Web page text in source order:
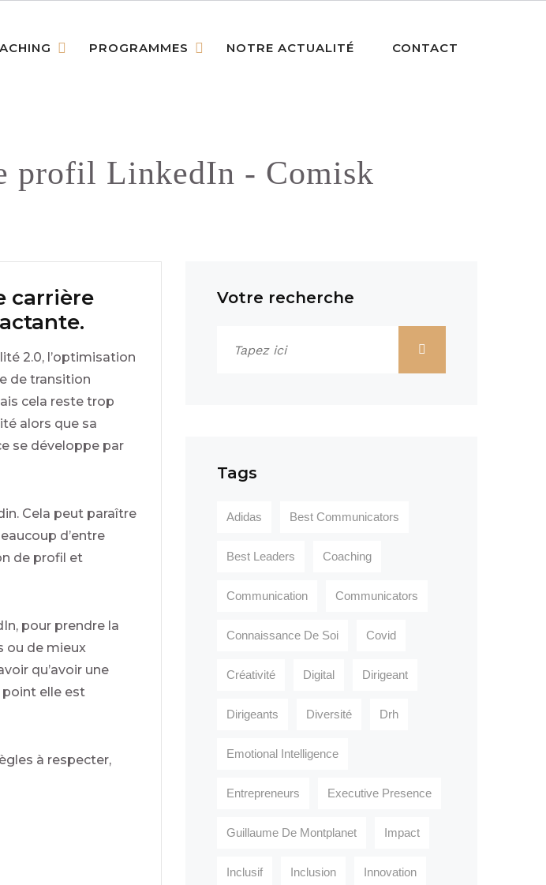
PROGRAMMES NOTRE ACTUALITÉ CONTACT
profil LinkedIn - Comisk
carrière
2.0, l’optimisation
de transition
cela reste trop
alors que sa
se développe par
Cela peut paraître
d’entre
de profil et
pour prendre la
ou de mieux
qu’avoir une
point elle est
à respecter,
Votre recherche
Tags
Adidas Best Communicators
Best Leaders Coaching
Communication Communicators
Connaissance De Soi Covid
Créativité Digital Dirigeant
Dirigeants Diversité Drh
Emotional Intelligence
Entrepreneurs Executive Presence
Guillaume De Montplanet Impact
Inclusif Inclusion Innovation